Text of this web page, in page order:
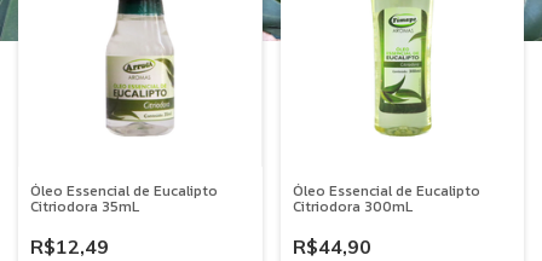
Óleo Essencial de Eucalipto
Citriodora 35mL
R$12,49
Óleo Essencial de Eucalipto
Citriodora 300mL
R$44,90